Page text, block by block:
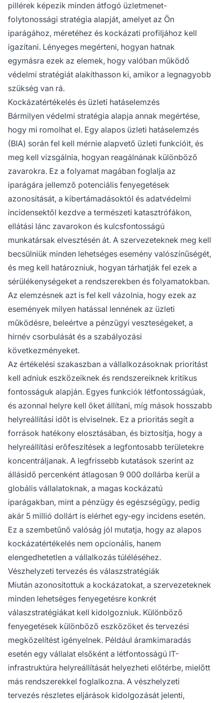
pillérek képezik minden átfogó üzletmenet-
folytonossági stratégia alapját, amelyet az Ön
iparágához, méretéhez és kockázati profiljához kell
igazítani. Lényeges megérteni, hogyan hatnak
egymásra ezek az elemek, hogy valóban működő
védelmi stratégiát alakíthasson ki, amikor a legnagyobb
szükség van rá.
Kockázatértékelés és üzleti hatáselemzés
Bármilyen védelmi stratégia alapja annak megértése,
hogy mi romolhat el. Egy alapos üzleti hatáselemzés
(BIA) során fel kell mérnie alapvető üzleti funkcióit, és
meg kell vizsgálnia, hogyan reagálnának különböző
zavarokra. Ez a folyamat magában foglalja az
iparágára jellemző potenciális fenyegetések
azonosítását, a kibertámadásoktól és adatvédelmi
incidensektől kezdve a természeti katasztrófákon,
ellátási lánc zavarokon és kulcsfontosságú
munkatársak elvesztésén át. A szervezeteknek meg kell
becsülniük minden lehetséges esemény valószínűségét,
és meg kell határozniuk, hogyan tárhatják fel ezek a
sérülékenységeket a rendszerekben és folyamatokban.
Az elemzésnek azt is fel kell vázolnia, hogy ezek az
események milyen hatással lennének az üzleti
működésre, beleértve a pénzügyi veszteségeket, a
hírnév csorbulását és a szabályozási
következményeket.
Az értékelési szakaszban a vállalkozásoknak prioritást
kell adniuk eszközeiknek és rendszereiknek kritikus
fontosságuk alapján. Egyes funkciók létfontosságúak,
és azonnal helyre kell őket állítani, míg mások hosszabb
helyreállítási időt is elviselnek. Ez a prioritás segít a
források hatékony elosztásában, és biztosítja, hogy a
helyreállítási erőfeszítések a legfontosabb területekre
koncentráljanak. A legfrissebb kutatások szerint az
állásidő percenként átlagosan 9 000 dollárba kerül a
globális vállalatoknak, a magas kockázatú
iparágakban, mint a pénzügy és egészségügy, pedig
akár 5 millió dollárt is elérhet egy-egy incidens esetén.
Ez a szembetűnő valóság jól mutatja, hogy az alapos
kockázatértékelés nem opcionális, hanem
elengedhetetlen a vállalkozás túléléséhez.
Vészhelyzeti tervezés és válaszstratégiák
Miután azonosítottuk a kockázatokat, a szervezeteknek
minden lehetséges fenyegetésre konkrét
válaszstratégiákat kell kidolgozniuk. Különböző
fenyegetések különböző eszközöket és tervezési
megközelítést igényelnek. Például áramkimaradás
esetén egy vállalat elsőként a létfontosságú IT-
infrastruktúra helyreállítását helyezheti előtérbe, mielőtt
más rendszerekkel foglalkozna. A vészhelyzeti
tervezés részletes eljárások kidolgozását jelenti,